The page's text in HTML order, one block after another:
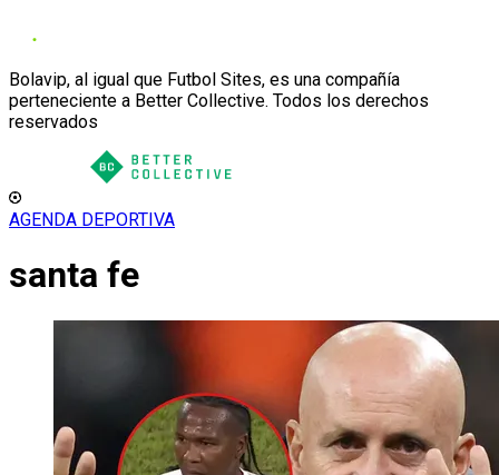
Bolavip, al igual que Futbol Sites, es una compañía
perteneciente a Better Collective. Todos los derechos
reservados
AGENDA DEPORTIVA
santa fe